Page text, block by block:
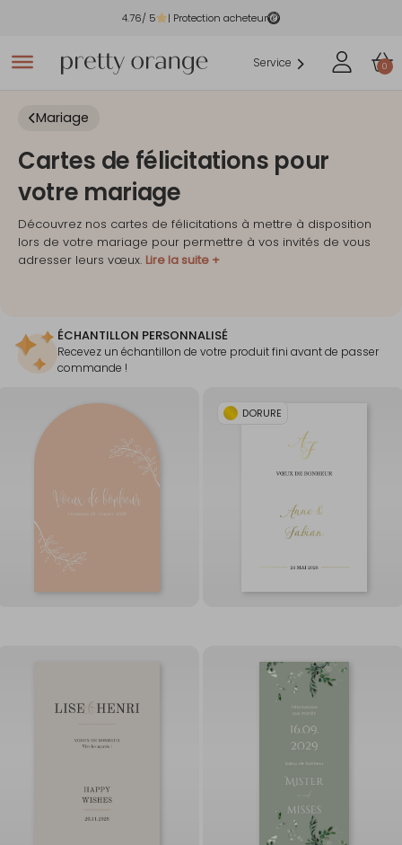
4.76/ 5 | Protection acheteur
Service 0
Mariage
Cartes de félicitations pour
votre mariage
Découvrez nos cartes de félicitations à mettre à disposition
lors de votre mariage pour permettre à vos invités de vous
adresser leurs vœux. Lire la suite +
ÉCHANTILLON PERSONNALISÉ
Recevez un échantillon de votre produit fini avant de passer
commande !
DORURE